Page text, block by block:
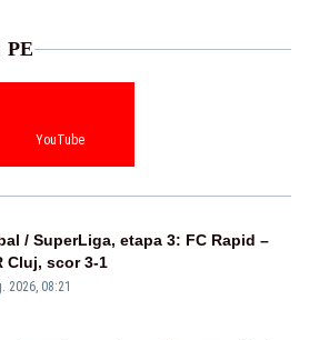
PE
YouTube
/ SuperLiga, etapa 3: FC Rapid –
Cluj, scor 3-1
2026, 08:21